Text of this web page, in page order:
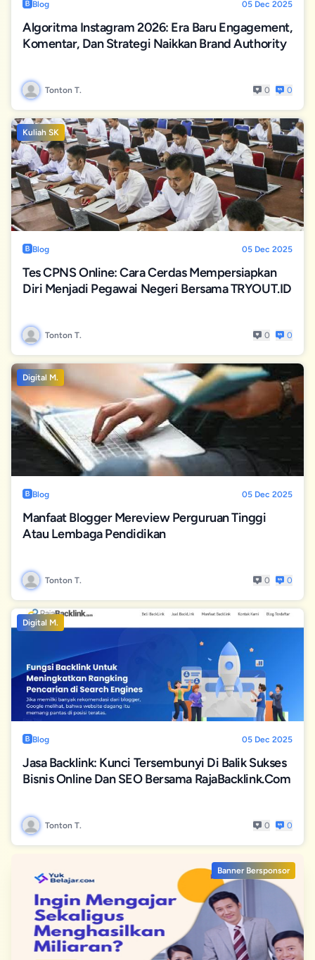
Blog 05 Dec 2025
Algoritma Instagram 2026: Era Baru Engagement,
Komentar, Dan Strategi Naikkan Brand Authority
Tonton T. 0 0
Kuliah SK
Blog 05 Dec 2025
Tes CPNS Online: Cara Cerdas Mempersiapkan
Diri Menjadi Pegawai Negeri Bersama TRYOUT.ID
Tonton T. 0 0
Digital M.
Blog 05 Dec 2025
Manfaat Blogger Mereview Perguruan Tinggi
Atau Lembaga Pendidikan
Tonton T. 0 0
Digital M.
Blog 05 Dec 2025
Jasa Backlink: Kunci Tersembunyi Di Balik Sukses
Bisnis Online Dan SEO Bersama RajaBacklink.com
Tonton T. 0 0
Banner Bersponsor